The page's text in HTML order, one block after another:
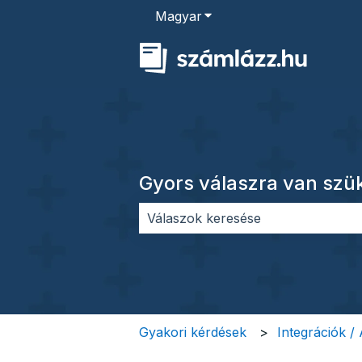
MagyarAlmenü megjelenítése
Gyors válaszra van
Gyakori kérdések Integrációk /